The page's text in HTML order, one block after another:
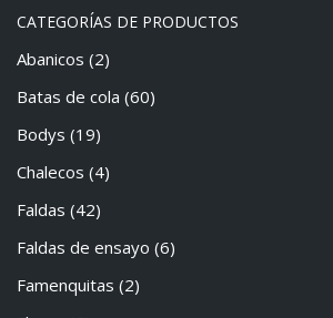
CATEGORÍAS DE PRODUCTOS
Abanicos (2)
Batas de cola (60)
Bodys (19)
Chalecos (4)
Faldas (42)
Faldas de ensayo (6)
Famenquitas (2)